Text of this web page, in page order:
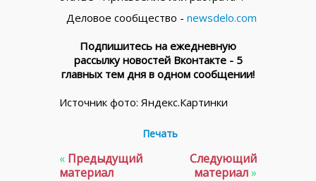
Деловое сообщество - newsdelo.com
Подпишитесь на ежедневную
рассылку новостей Вконтакте - 5
главных тем дня в одном сообщении!
Источник фото: Яндекс.Картинки
Печать
« Предыдущий
материал
Следующий
материал»